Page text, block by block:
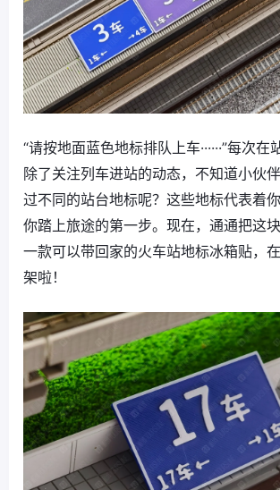
“请按地面蓝色地标排队上车······”每次在
除了关注列车进站的动态，不知道小伙
过不同的站台地标呢？这些地标代表着
你踏上旅途的第一步。现在，通通把这
一款可以带回家的火车站地标冰箱贴，
架啦！